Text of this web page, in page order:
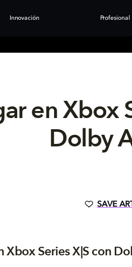
Innovación Profesional
en Xbox
Dolby
SAVE
Xbox Series X|S con